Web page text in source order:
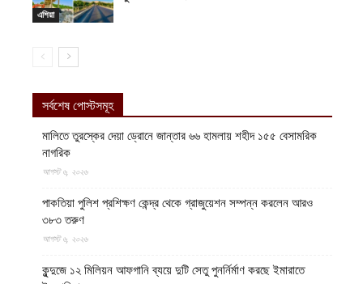
এশিয়া
সর্বশেষ পোস্টসমূহ
মালিতে তুরস্কের দেয়া ড্রোনে জান্তার ৬৬ হামলায় শহীদ ১৫৫ বেসামরিক
নাগরিক
আগস্ট ৬, ২০২৬
পাকতিয়া পুলিশ প্রশিক্ষণ কেন্দ্র থেকে গ্রাজুয়েশন সম্পন্ন করলেন আরও
৩৮৩ তরুণ
আগস্ট ৬, ২০২৬
কুন্দুজে ১২ মিলিয়ন আফগানি ব্যয়ে দুটি সেতু পুনর্নির্মাণ করছে ইমারাতে